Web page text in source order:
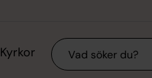
Kyrkor Sök